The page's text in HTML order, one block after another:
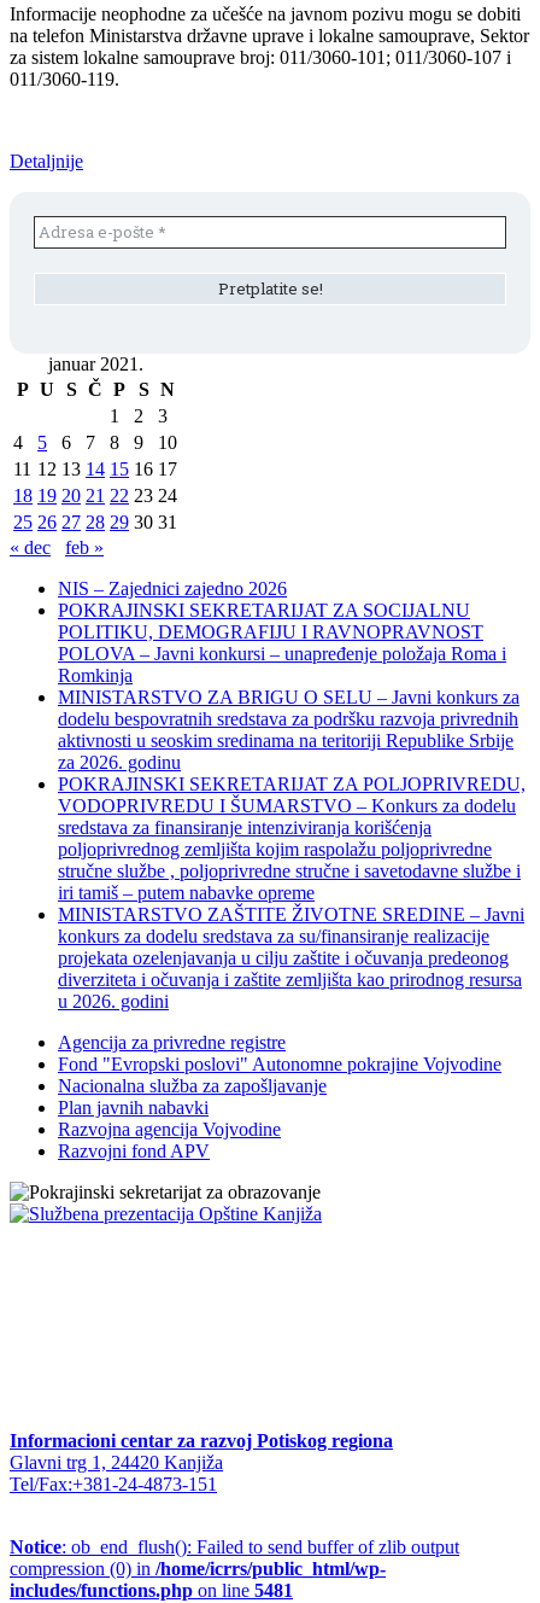
Informacije neophodne za učešće na javnom pozivu mogu se dobiti
na telefon Ministarstva državne uprave i lokalne samouprave, Sektor
za sistem lokalne samouprave broj: 011/3060-101; 011/3060-107 i
011/3060-119.
Detaljnije
januar 2021.
P U S Č P S N
1
2
3
4
5 6 7 8 9
10
11 12 13 14 15 16 17
18 19 20 21 22 23 24
25 26 27 28 29 30 31
« dec
feb »
NIS – Zajednici zajedno 2026
POKRAJINSKI SEKRETARIJAT ZA SOCIJALNU
POLITIKU, DEMOGRAFIJU I RAVNOPRAVNOST
POLOVA – Javni konkursi – unapređenje položaja Roma i
Romkinja
MINISTARSTVO ZA BRIGU O SELU – Javni konkurs za
dodelu bespovratnih sredstava za podršku razvoja privrednih
aktivnosti u seoskim sredinama na teritoriji Republike Srbije
za 2026. godinu
POKRAJINSKI SEKRETARIJAT ZA POLJOPRIVREDU,
VODOPRIVREDU I ŠUMARSTVO – Konkurs za dodelu
sredstava za finansiranje intenziviranja korišćenja
poljoprivrednog zemljišta kojim raspolažu poljoprivredne
stručne službe , poljoprivredne stručne i savetodavne službe i
iri tamiš ‒ putem nabavke opreme
MINISTARSTVO ZAŠTITE ŽIVOTNE SREDINE – Javni
konkurs za dodelu sredstava za su/finansiranje realizacije
projekata ozelenjavanja u cilju zaštite i očuvanja predeonog
diverziteta i očuvanja i zaštite zemljišta kao prirodnog resursa
u 2026. godini
Agencija za privredne registre
Fond "Evropski poslovi" Autonomne pokrajine Vojvodine
Nacionalna služba za zapošljavanje
Plan javnih nabavki
Razvojna agencija Vojvodine
Razvojni fond APV
Informacioni centar za razvoj Potiskog regiona
Glavni trg 1, 24420 Kanjiža
Tel/Fax:+381-24-4873-151
Notice: ob_end_flush(): Failed to send buffer of zlib output
compression (0) in /home/icrrs/public_html/wp-
includes/functions.php on line 5481